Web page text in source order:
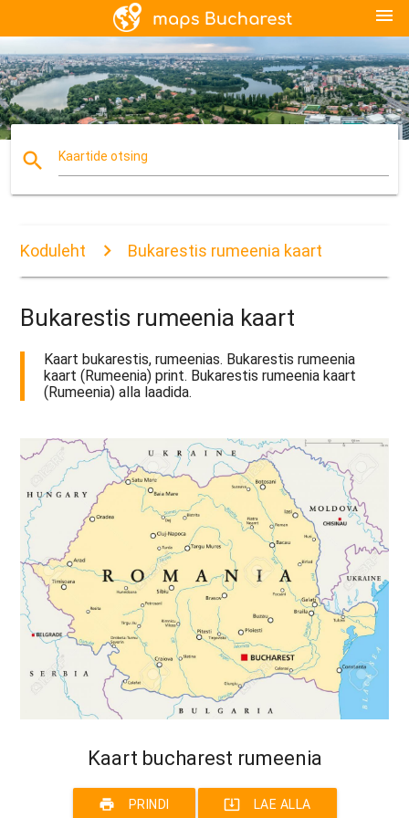
menu
search Kaartide otsing
Koduleht Bukarestis rumeenia kaart
Bukarestis rumeenia kaart
Kaart bukarestis, rumeenias. Bukarestis rumeenia
kaart (Rumeenia) print. Bukarestis rumeenia kaart
(Rumeenia) alla laadida.
Kaart bucharest rumeenia
print PRINDI system_update_alt LAE ALLA